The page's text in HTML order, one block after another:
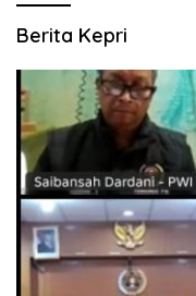
Berita Kepri